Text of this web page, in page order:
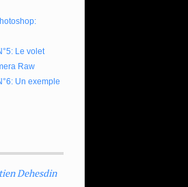
Le volet
Raw
Un exemple
Dehesdin